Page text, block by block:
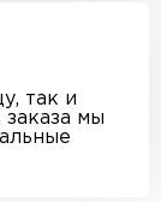
так и
мы